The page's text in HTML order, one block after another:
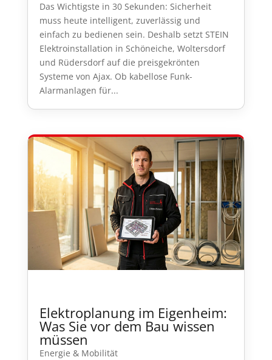
Das Wichtigste in 30 Sekunden: Sicherheit
muss heute intelligent, zuverlässig und
einfach zu bedienen sein. Deshalb setzt STEIN
Elektroinstallation in Schöneiche, Woltersdorf
und Rüdersdorf auf die preisgekrönten
Systeme von Ajax. Ob kabellose Funk-
Alarmanlagen für...
Elektroplanung im Eigenheim:
Was Sie vor dem Bau wissen
müssen
Energie & Mobilität